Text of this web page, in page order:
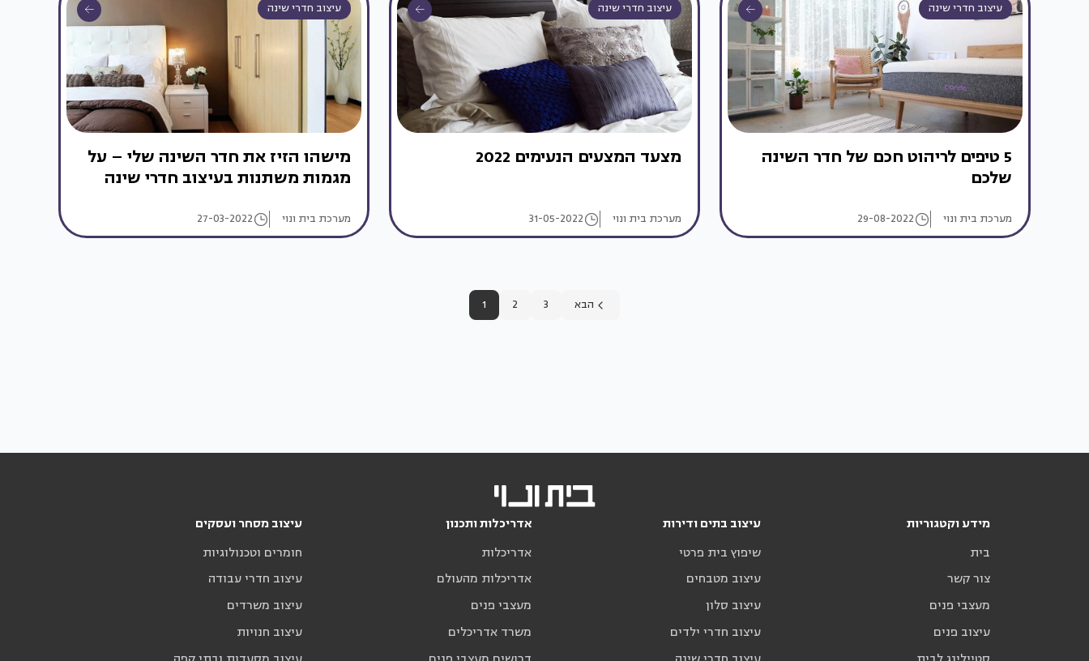
עיצוב חדרי שינה
5 טיפים לריהוט חכם של חדר השינה
שלכם
מערכת בית ונוי 29-08-2022
עיצוב חדרי שינה
מצעד המצעים הנעימים 2022
מערכת בית ונוי 31-05-2022
עיצוב חדרי שינה
מישהו הזיז את חדר השינה שלי – על
מגמות משתנות בעיצוב חדרי שינה
מערכת בית ונוי 27-03-2022
1 2 3 הבא
מידע וקטגוריות
בית
צור קשר
מעצבי פנים
עיצוב פנים
עיצוב בתים ודירות
שיפוץ בית פרטי
עיצוב מטבחים
עיצוב סלון
עיצוב חדרי ילדים
אדריכלות ותכנון
אדריכלות
אדריכלות מהעולם
מעצבי פנים
משרד אדריכלים
עיצוב מסחר ועסקים
חומרים וטכנולוגיות
עיצוב חדרי עבודה
עיצוב משרדים
עיצוב חנויות